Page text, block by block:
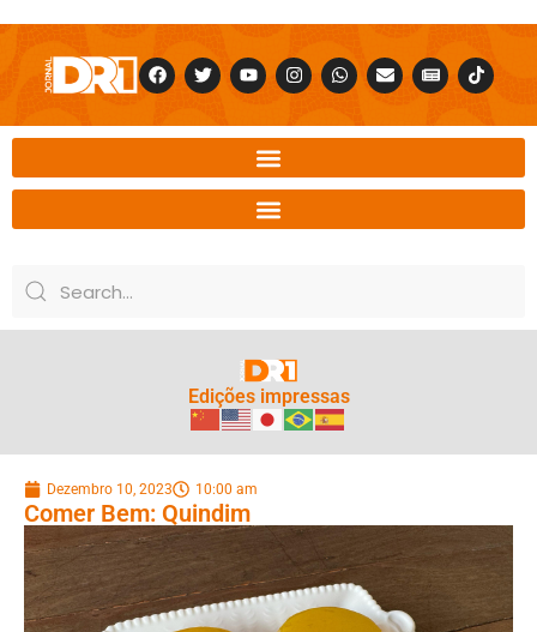
Edições impressas
Dezembro 10, 2023 10:00 am
Comer Bem: Quindim